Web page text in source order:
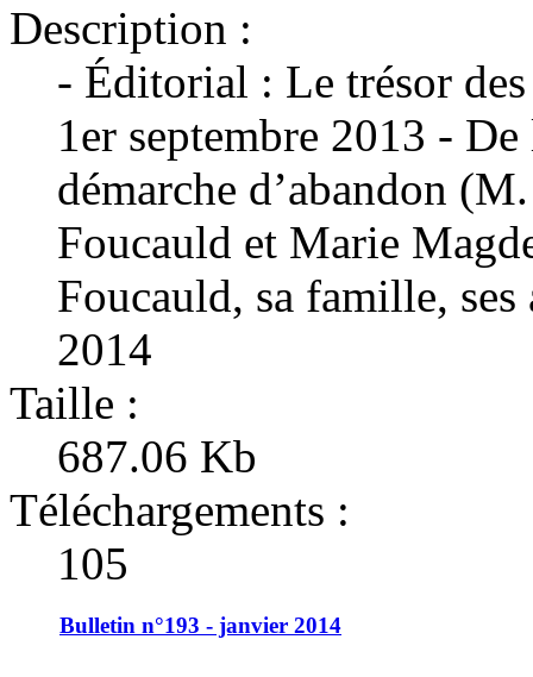
Description :
- Éditorial : Le trésor
1er septembre 2013 -
démarche d’abandon
Foucauld et Marie
Foucauld, sa famille,
2014
Taille :
687.06 Kb
Téléchargements :
105
Bulletin n°193 - janvier 2014